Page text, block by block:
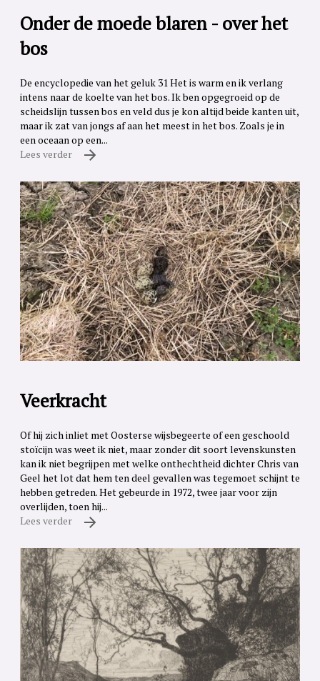
Onder de moede blaren - over het
bos
De encyclopedie van het geluk 31 Het is warm en ik verlang
intens naar de koelte van het bos. Ik ben opgegroeid op de
scheidslijn tussen bos en veld dus je kon altijd beide kanten uit,
maar ik zat van jongs af aan het meest in het bos. Zoals je in
een oceaan op een...
Lees verder
Veerkracht
Of hij zich inliet met Oosterse wijsbegeerte of een geschoold
stoïcijn was weet ik niet, maar zonder dit soort levenskunsten
kan ik niet begrijpen met welke onthechtheid dichter Chris van
Geel het lot dat hem ten deel gevallen was tegemoet schijnt te
hebben getreden. Het gebeurde in 1972, twee jaar voor zijn
overlijden, toen hij...
Lees verder